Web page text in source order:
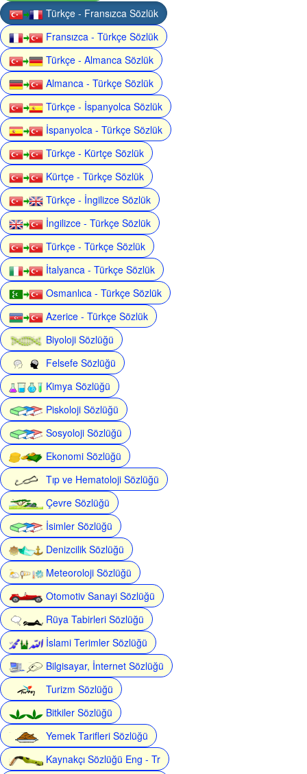
Türkçe - Fransızca Sözlük
Fransızca - Türkçe Sözlük
Türkçe - Almanca Sözlük
Almanca - Türkçe Sözlük
Türkçe - İspanyolca Sözlük
İspanyolca - Türkçe Sözlük
Türkçe - Kürtçe Sözlük
Kürtçe - Türkçe Sözlük
Türkçe - İngilizce Sözlük
İngilizce - Türkçe Sözlük
Türkçe - Türkçe Sözlük
İtalyanca - Türkçe Sözlük
Osmanlıca - Türkçe Sözlük
Azerice - Türkçe Sözlük
Biyoloji Sözlüğü
Felsefe Sözlüğü
Kimya Sözlüğü
Piskoloji Sözlüğü
Sosyoloji Sözlüğü
Ekonomi Sözlüğü
Tıp ve Hematoloji Sözlüğü
Çevre Sözlüğü
İsimler Sözlüğü
Denizcilik Sözlüğü
Meteoroloji Sözlüğü
Otomotiv Sanayi Sözlüğü
Rüya Tabirleri Sözlüğü
İslami Terimler Sözlüğü
Bilgisayar, İnternet Sözlüğü
Turizm Sözlüğü
Bitkiler Sözlüğü
Yemek Tarifleri Sözlüğü
Kaynakçı Sözlüğü Eng - Tr